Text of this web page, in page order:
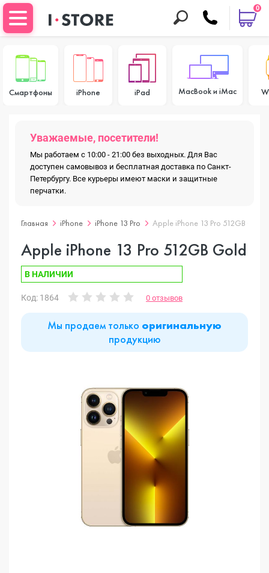
0
Смартфоны iPhone iPad MacBook и iMac
Уважаемые, посетители!
Мы работаем с 10:00 - 21:00 без выходных. Для Вас
доступен самовывоз и бесплатная доставка по Санкт-
Петербургу. Все курьеры имеют маски и защитные
перчатки.
Главная iPhone iPhone 13 Pro Apple iPhone 13 Pro 512GB Gold
Apple iPhone 13 Pro 512GB Gold
В НАЛИЧИИ
Код: 1864 0 отзывов
Мы продаем только оригинальную
продукцию